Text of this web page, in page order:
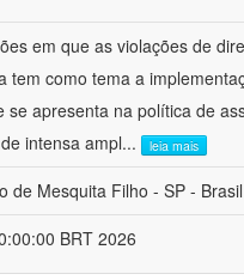
em que as violações de
como tema a
apresenta na política de
intensa ampl... leia mais
de Mesquita Filho - SP - Brasil
BRT 2026